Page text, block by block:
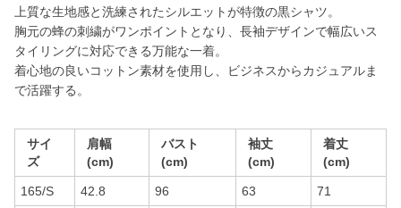
上質な生地感と洗練されたシルエットが特徴の黒シャツ。
胸元の蜂の刺繍がワンポイントとなり、長袖デザインで幅広いス
タイリングに対応できる万能な一着。
着心地の良いコットン素材を使用し、ビジネスからカジュアルま
で活躍する。
サイ
ズ
肩幅
(cm)
バスト
(cm)
袖丈
(cm)
着丈
(cm)
165/S 42.8 96 63 71